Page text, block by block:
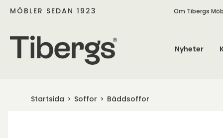
MÖBLER SEDAN 1923 Om Tibergs
Nyheter
Startsida Soffor Bäddsoffor